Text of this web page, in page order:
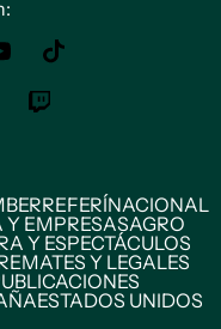
REFERÍNACIONAL
EMPRESASAGRO
Y ESPECTÁCULOS
Y LEGALES
ESTADOS UNIDOS